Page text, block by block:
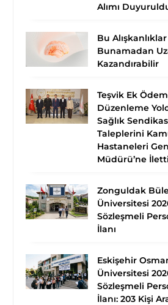
Alımı
Bu Alışkanlıklar
Bunamadan
Kazandırabilir
Teşvik Ek
Düzenleme
Sağlık
Taleplerini
Hastaneleri
Müdürü’ne İletti
Zonguldak
Üniversitesi
Sözleşmeli
İlanı
Eskişehir
Üniversitesi
Sözleşmeli
İlanı: 203 Kişi